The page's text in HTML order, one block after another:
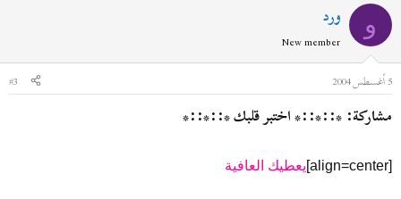
و ورد
New member
5 أغسطس 2004
#3
مشاركة: *::*::* اختبر قلبك *::*::*
[align=center] يعطيك العافية